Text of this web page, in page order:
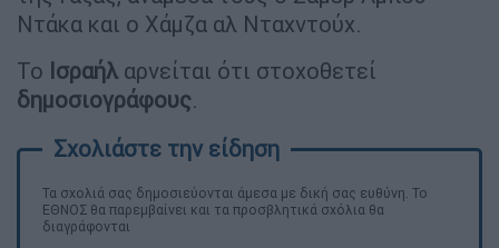
Ντάκα και ο Χάμζα αλ Νταχντούχ.
Το Ισραήλ αρνείται ότι στοχοθετεί
δημοσιογράφους.
Τα σχολιά σας δημοσιεύονται άμεσα με δική σας ευθύνη. Το
ΕΘΝΟΣ θα παρεμβαίνει και τα προσβλητικά σχόλια θα
διαγράφονται